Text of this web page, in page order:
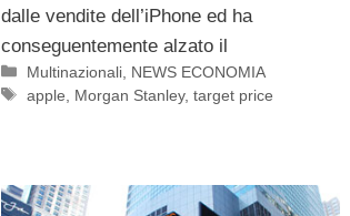
dalle vendite dell’iPhone ed ha
conseguentemente alzato il
Categorie
Multinazionali NEWS ECONOMIA
Tag
apple Morgan Stanley,target price